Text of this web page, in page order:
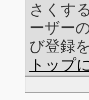
さくす
ーザー
び登録
トップ